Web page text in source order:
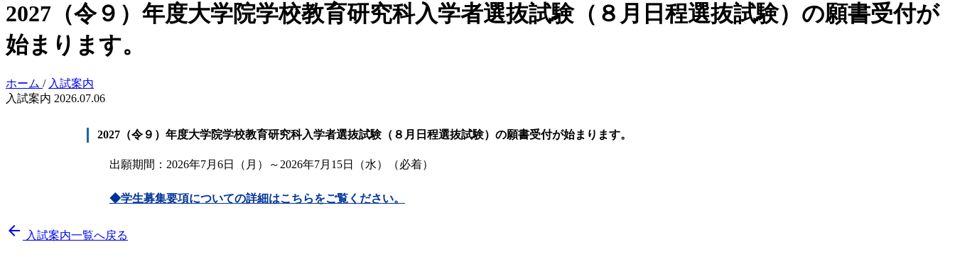
2027（令９）年度大学院学校教育研究科入学者選抜試験（８月日程選抜試験）の願書受付が
始まります。
ホーム / 入試案内
入試案内 2026.07.06
2027（令９）年度大学院学校教育研究科入学者選抜試験（８月日程選抜試験）の願書受付が始まります。
出願期間：2026年7月6日（月）～2026年7月15日（水）（必着）
◆学生募集要項についての詳細はこちらをご覧ください。
arrow_back 入試案内一覧へ戻る